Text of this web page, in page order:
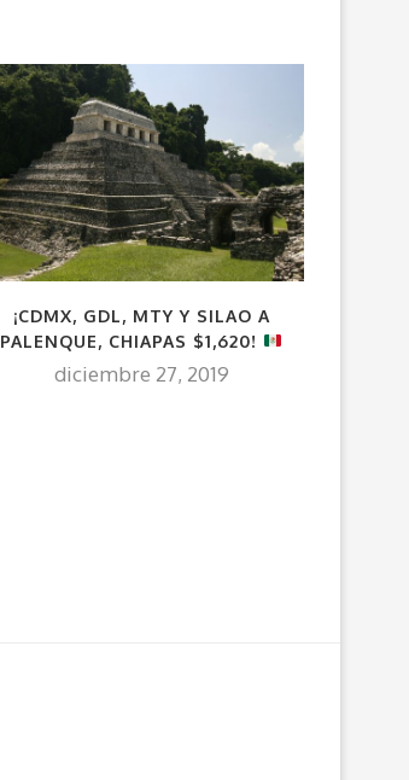
¡CDMX, GDL, MTY Y SILAO A
PALENQUE, CHIAPAS $1,620!
diciembre 27, 2019